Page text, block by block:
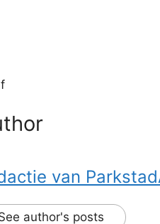
van
author's posts